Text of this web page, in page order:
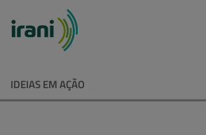
IDEIAS EM AÇÃO